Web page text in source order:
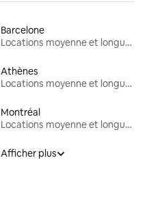
Barcelone
Locations moyenne et longue durée
Athènes
Locations moyenne et longue durée
Montréal
Locations moyenne et longue durée
Afficher plus